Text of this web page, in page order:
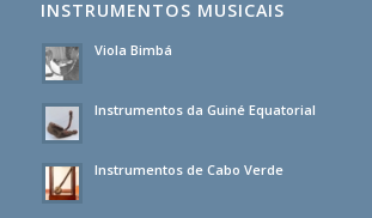
INSTRUMENTOS MUSICAIS
Viola Bimbá
Instrumentos da Guiné Equatorial
Instrumentos de Cabo Verde